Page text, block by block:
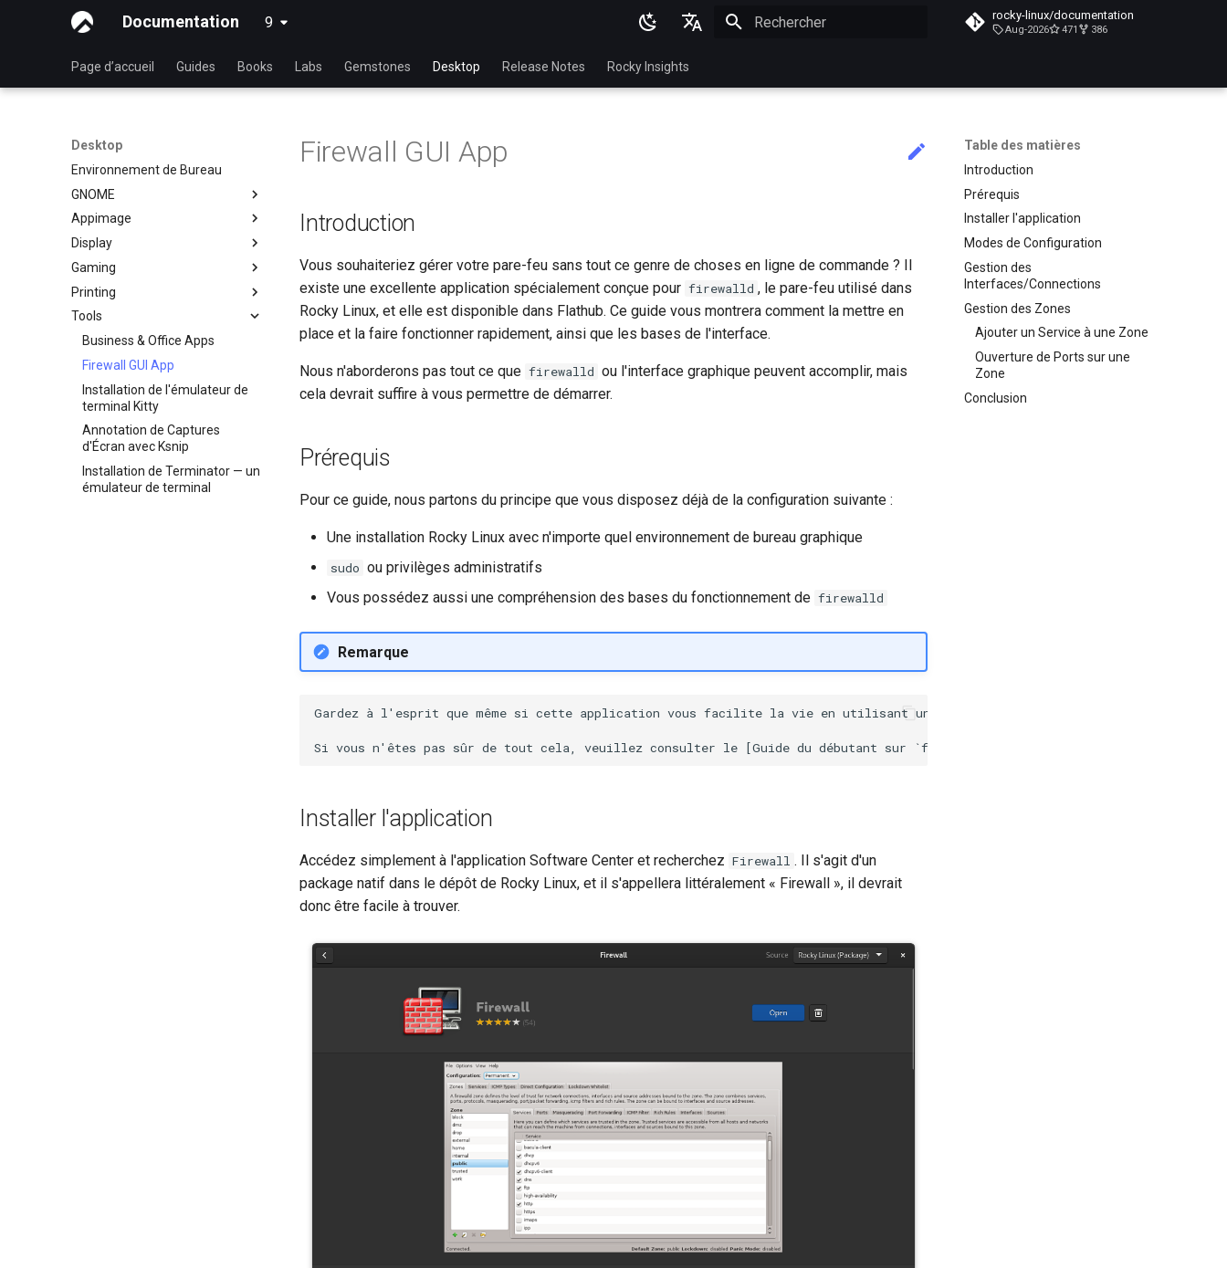
Documentation 9 latest
English
日本語
한국어
简体中文
rocky-linux/documentation
Aug-2026 471 386
Page d’accueil Guides Books Labs Gemstones Desktop Release Notes Rocky Insights
Desktop
Environnement de Bureau
GNOME
Éditeur de Configuration –
dconf
Decibels
Decoder
Partage du Desktop via RDP
Partage du Desktop via
`x11vnc` et SSH
File Shredder
Flatpak
Extensions GNOME Shell
GNOME Tweaks
GNOME Online Accounts
Screenshot
Appimage
Installation d'AppImage avec
AppImagePool
Installation de Logiciel avec
AppImage
Display
Installation des pilotes NVIDIA
GPU
Gaming
Gaming sous Linux avec Proton
Printing
Brother All-in-One – Installation
et Configuration de
l'Imprimante
Imprimante HP All-in-One –
Installation et Setup
Tools
Business & Office Apps
Firewall GUI App
Installation de l'émulateur de
terminal Kitty
Annotation de Captures
d'Écran avec Ksnip
Installation de Terminator — un
émulateur de terminal
Table des matières
Introduction
Prérequis
Installer l'application
Modes de Configuration
Gestion des
Interfaces/Connections
Gestion des Zones
Ajouter un Service à une Zone
Ouverture de Ports sur une
Zone
Conclusion
Firewall GUI App
Introduction
Vous souhaiteriez gérer votre pare-feu sans tout ce genre de choses en ligne de commande ? Il
existe une excellente application spécialement conçue pour firewalld , le pare-feu utilisé dans
Rocky Linux, et elle est disponible dans Flathub. Ce guide vous montrera comment la mettre en
place et la faire fonctionner rapidement, ainsi que les bases de l'interface.
Nous n'aborderons pas tout ce que firewalld ou l'interface graphique peuvent accomplir, mais
cela devrait suffire à vous permettre de démarrer.
Prérequis
Pour ce guide, nous partons du principe que vous disposez déjà de la configuration suivante :
Une installation Rocky Linux avec n'importe quel environnement de bureau graphique
sudo ou privilèges administratifs
Vous possédez aussi une compréhension des bases du fonctionnement de firewalld
Remarque
Gardez à l'esprit que même si cette application vous facilite la vie en utilisant une interface graphique, il indispensable
Installer l'application
Accédez simplement à l'application Software Center et recherchez Firewall . Il s'agit d'un
package natif dans le dépôt de Rocky Linux, et il s'appellera littéralement « Firewall », il devrait
donc être facile à trouver.